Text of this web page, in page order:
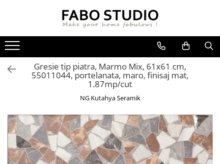
GRESIE INTERIOR
GRESIE EXTERIOR
GRESIE EXTERIOR 2 CM
GRESIE XXL - LASTRE
TREPTE DIN GRESIE
FAIANTA
PIESE DECORATIVE
CANAPELE
CUIERE
CONSOLE
Gresie tip piatra, Marmo Mix, 61x61 cm,
55011044, portelanata, maro, finisaj mat,
1.87mp/cut
NG Kutahya Seramik